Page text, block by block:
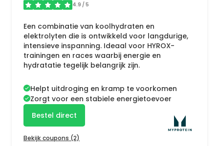
4.9 / 5
Een combinatie van koolhydraten en
elektrolyten die is ontwikkeld voor langdurige,
intensieve inspanning. Ideaal voor HYROX-
trainingen en races waarbij energie en
hydratatie tegelijk belangrijk zijn.
Helpt uitdroging en kramp te voorkomen
Zorgt voor een stabiele energietoevoer
Bestel direct
Bekijk coupons (2)